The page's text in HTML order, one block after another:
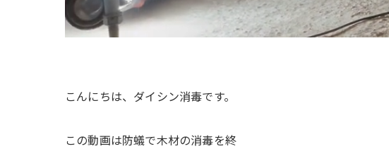
こんにちは、ダイシン消毒です。
この動画は防蟻で木材の消毒を終